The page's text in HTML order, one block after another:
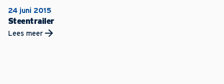
24 juni 2015
Steentrailer
Lees meer